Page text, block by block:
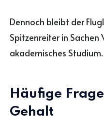
Dennoch bleibt der
Spitzenreiter in Sachen
akademisches Studium.
Häufige
Gehalt